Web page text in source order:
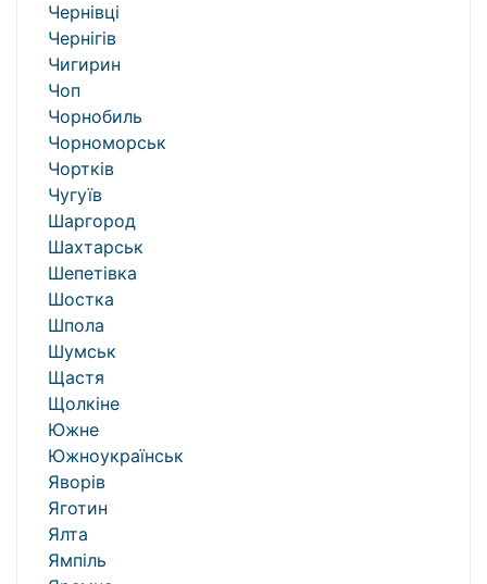
Чернівці
Чернігів
Чигирин
Чоп
Чорнобиль
Чорноморськ
Чортків
Чугуїв
Шаргород
Шахтарськ
Шепетівка
Шостка
Шпола
Шумськ
Щастя
Щолкіне
Южне
Южноукраїнськ
Яворів
Яготин
Ялта
Ямпіль